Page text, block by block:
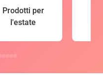
Prodotti per
l'estate